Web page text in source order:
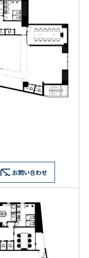
お問い合わせ